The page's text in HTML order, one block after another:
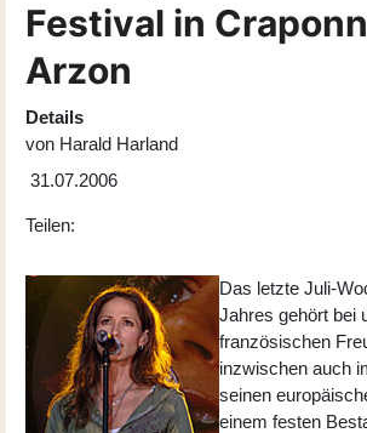
Festival in
Arzon
Details
von Harald Harland
31.07.2006
Teilen:
Das letzte Juli-
Jahres gehört bei
französischen
inzwischen auch
seinen
einem festen